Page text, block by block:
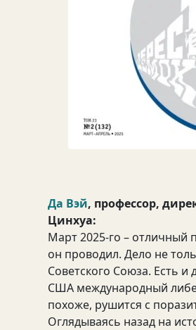
Да Вэй, профессор,
Цинхуа:
Март 2025-го – отличный
он проводил. Дело не
Советского Союза. Есть
США международный
похоже, рушится с
Оглядываясь назад на